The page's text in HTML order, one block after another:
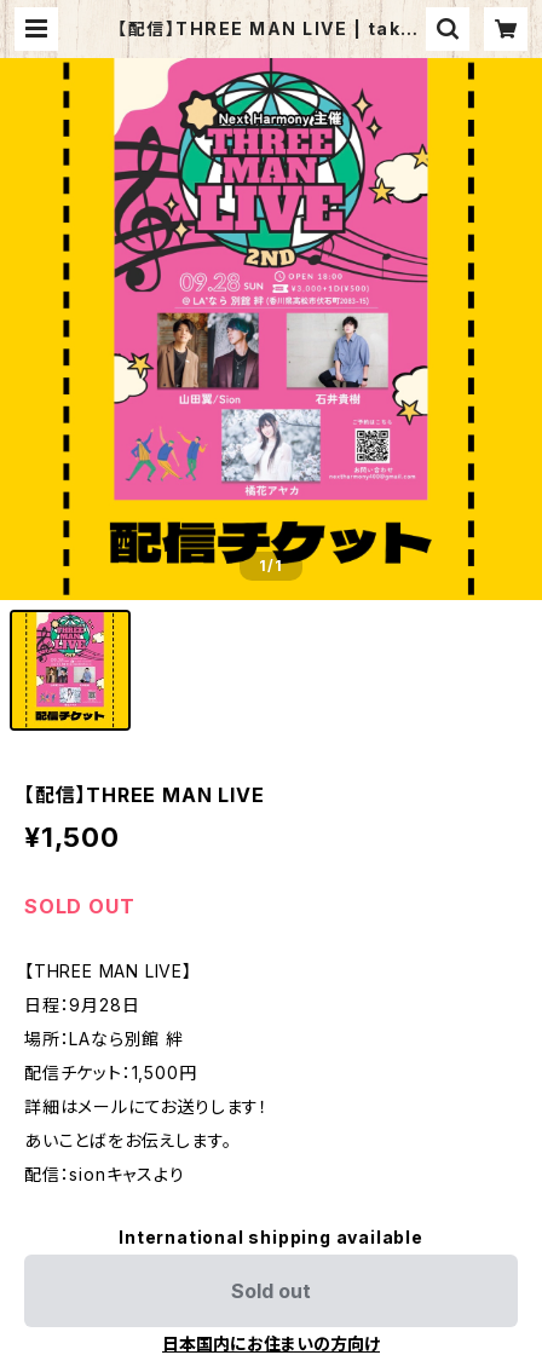
【配信】THREE MAN LIVE | takak
iishii official goods
1/1
【配信】THREE MAN LIVE
¥1,500
SOLD OUT
【THREE MAN LIVE】
日程：9月28日
場所：LAなら別館 絆
配信チケット：1,500円
詳細はメールにてお送りします！
あいことばをお伝えします。
配信：sionキャスより
International shipping available
Sold out
日本国内にお住まいの方向け